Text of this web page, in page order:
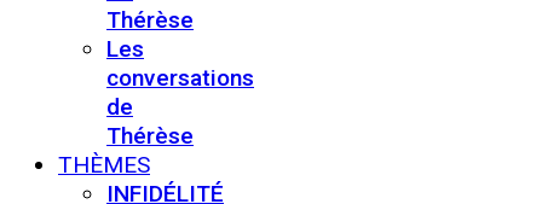
Thérèse
Les
conversations
de
Thérèse
THÈMES
INFIDÉLITÉ